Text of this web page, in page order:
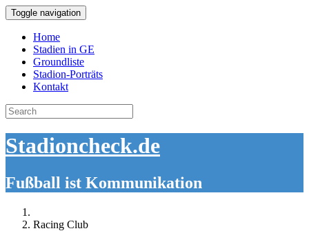
Toggle navigation
Home
Stadien in GE
Groundliste
Stadion-Porträts
Kontakt
Search
for:
Stadioncheck.de
Fußball ist Kommunikation
Racing Club